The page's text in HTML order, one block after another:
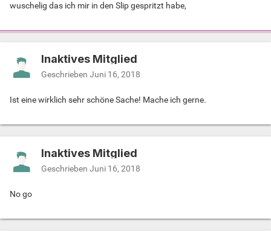
wuschelig das ich mir in den Slip gespritzt habe,
Inaktives Mitglied
Geschrieben Juni 16, 2018
Ist eine wirklich sehr schöne Sache! Mache ich gerne.
Inaktives Mitglied
Geschrieben Juni 16, 2018
No go